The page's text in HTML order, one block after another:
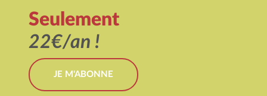
Seulement
22€/an !
JE M'ABONNE